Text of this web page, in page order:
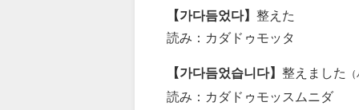
【가다듬었다】 整えた
読み：カダドゥモッタ
【가다듬었습니다】 整えました
読み：カダドゥモッスムニダ